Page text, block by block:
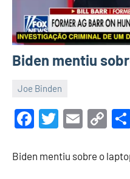
Biden mentiu
Joe Binden
de
maio
2022
Facebook
Twitter
Email
Biden mentiu sobre o